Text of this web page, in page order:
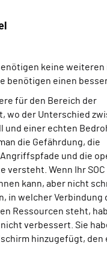
keine
benötigen einen
für den Bereich der
wo der Unterschied
und einer echten
die Gefährdung, die
und die
versteht. Wenn Ihr SOC
kann, aber nicht
in welcher Verbindung
Ressourcen steht,
verbessert. Sie
hinzugefügt, den